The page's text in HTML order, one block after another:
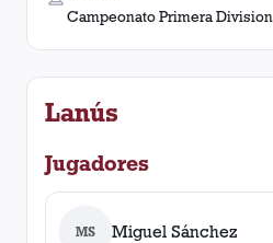
Campeonato Primera Division
Lanús
Jugadores
MS Miguel Sánchez